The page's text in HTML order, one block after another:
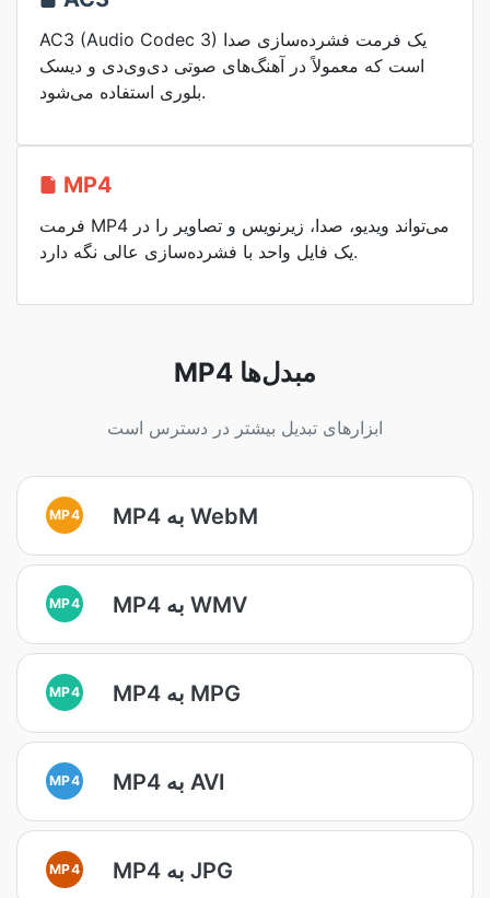
AC3 (Audio Codec 3) یک فرمت فشرده‌سازی صدا
است که معمولاً در آهنگ‌های صوتی دی‌وی‌دی و دیسک
بلوری استفاده می‌شود.
MP4
فرمت MP4 می‌تواند ویدیو، صدا، زیرنویس و تصاویر را در
یک فایل واحد با فشرده‌سازی عالی نگه دارد.
MP4 مبدل‌ها
ابزارهای تبدیل بیشتر در دسترس است
MP4 MP4 به WebM
MP4 MP4 به WMV
MP4 MP4 به MPG
MP4 MP4 به AVI
MP4 MP4 به JPG